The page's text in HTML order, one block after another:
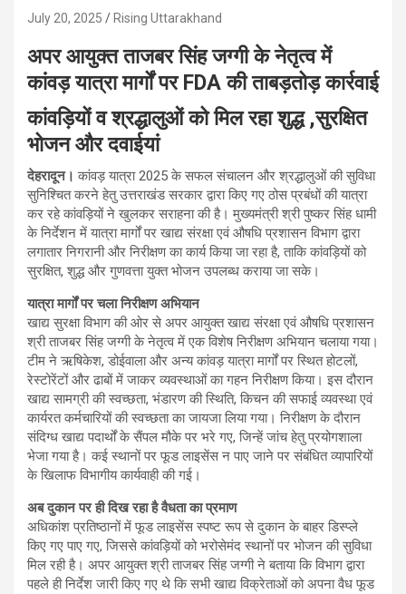
July 20, 2025 Rising Uttarakhand
अपर आयुक्त ताजबर सिंह जग्गी के नेतृत्व में
कांवड़ यात्रा मार्गों पर FDA की ताबड़तोड़ कार्रवाई
कांवड़ियों व श्रद्धालुओं को मिल रहा शुद्ध ,सुरक्षित
भोजन और दवाईयां
देहरादून। कांवड़ यात्रा 2025 के सफल संचालन और श्रद्धालुओं की सुविधा
सुनिश्चित करने हेतु उत्तराखंड सरकार द्वारा किए गए ठोस प्रबंधों की यात्रा
कर रहे कांवड़ियों ने खुलकर सराहना की है। मुख्यमंत्री श्री पुष्कर सिंह धामी
के निर्देशन में यात्रा मार्गों पर खाद्य संरक्षा एवं औषधि प्रशासन विभाग द्वारा
लगातार निगरानी और निरीक्षण का कार्य किया जा रहा है, ताकि कांवड़ियों को
सुरक्षित, शुद्ध और गुणवत्ता युक्त भोजन उपलब्ध कराया जा सके।
यात्रा मार्गों पर चला निरीक्षण अभियान
खाद्य सुरक्षा विभाग की ओर से अपर आयुक्त खाद्य संरक्षा एवं औषधि प्रशासन
श्री ताजबर सिंह जग्गी के नेतृत्व में एक विशेष निरीक्षण अभियान चलाया गया।
टीम ने ऋषिकेश, डोईवाला और अन्य कांवड़ यात्रा मार्गों पर स्थित होटलों,
रेस्टोरेंटों और ढाबों में जाकर व्यवस्थाओं का गहन निरीक्षण किया। इस दौरान
खाद्य सामग्री की स्वच्छता, भंडारण की स्थिति, किचन की सफाई व्यवस्था एवं
कार्यरत कर्मचारियों की स्वच्छता का जायजा लिया गया। निरीक्षण के दौरान
संदिग्ध खाद्य पदार्थों के सैंपल मौके पर भरे गए, जिन्हें जांच हेतु प्रयोगशाला
भेजा गया है। कई स्थानों पर फूड लाइसेंस न पाए जाने पर संबंधित व्यापारियों
के खिलाफ विभागीय कार्यवाही की गई।
अब दुकान पर ही दिख रहा है वैधता का प्रमाण
अधिकांश प्रतिष्ठानों में फूड लाइसेंस स्पष्ट रूप से दुकान के बाहर डिस्प्ले
किए गए पाए गए, जिससे कांवड़ियों को भरोसेमंद स्थानों पर भोजन की सुविधा
मिल रही है। अपर आयुक्त श्री ताजबर सिंह जग्गी ने बताया कि विभाग द्वारा
पहले ही निर्देश जारी किए गए थे कि सभी खाद्य विक्रेताओं को अपना वैध फूड